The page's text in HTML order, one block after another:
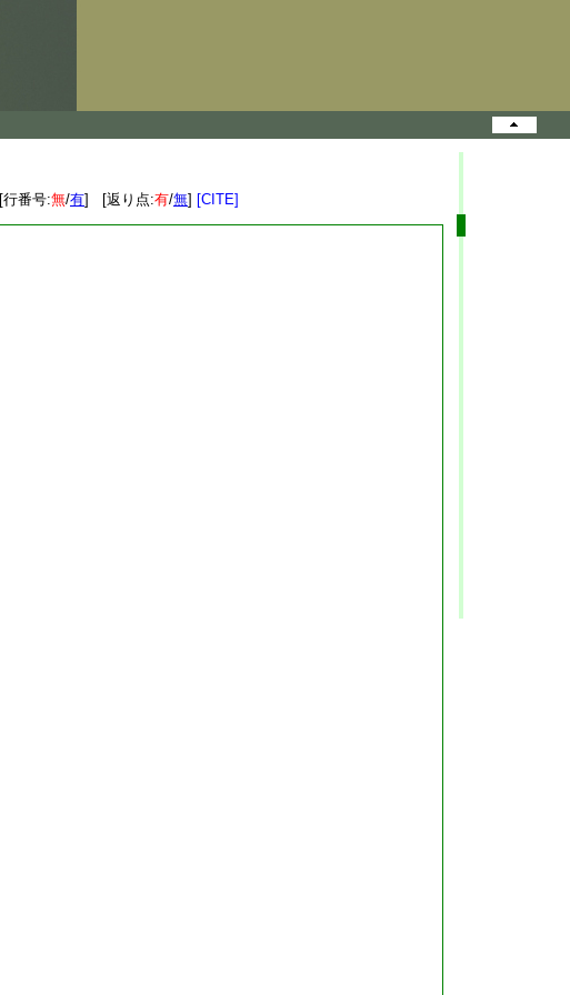
[行番号:無/有] [返り点:有/無] [CITE]